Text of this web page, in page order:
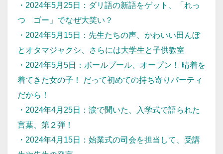
・ 2024年5月25日：ダリ語の新語をゲット、「れっ
つ ゴー」でなぜ大笑い？
・ 2024年5月15日：先生たちの声、かわいい田んぼ
とオタマジャクシ、さらには大学生と子供教室
・ 2024年5月5日：ボールプール、オープン！ 晴着を
着てきた女の子！ だって初めての持ち寄りパーティ
だから！
・ 2024年4月25日：涙で聞いた、入学式で語られた
言葉、第２弾！
・ 2024年4月15日：始業式の司会を担当して、受講